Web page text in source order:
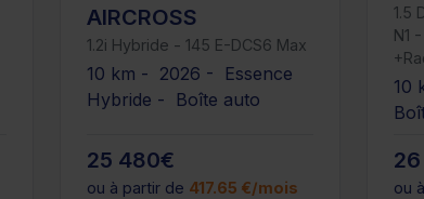
AIRCROSS
1.2i Hybride - 145 E-DCS6 Max
10 km - 2026 - Essence
Hybride - Boîte auto
25 480€
ou à partir de 417.65 €/mois
1.5
N1
10
ou